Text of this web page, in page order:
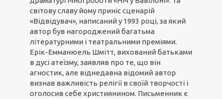
світову славу йому приніс сценарій
«Відвідувач», написаний у 1993 році, за який
автор був нагороджений багатьма
літературними і театральними преміями.
Ерік-Емманюель Шмітт, вихований батьками
в дусі атеїзму, заявляв про те, що він
агностик, але віднедавна відомий автор
визнав важливість релігії в своїй творчості і
оголосив себе християнином. Письменник є